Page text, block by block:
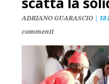
ADRIANO GUARASCIO| 18
commenti